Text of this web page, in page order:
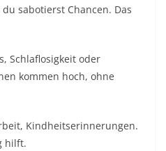
sabotierst Chancen. Das
Schlaflosigkeit oder
kommen hoch, ohne
Kindheitserinnerungen.
hilft.​